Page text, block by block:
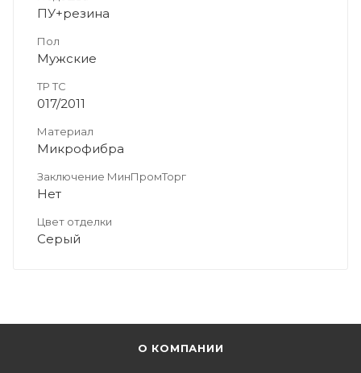
ПУ+резина
Пол
Мужские
ТР ТС
017/2011
Материал
Микрофибра
Заключение МинПромТорг
Нет
Цвет отделки
Серый
О КОМПАНИИ